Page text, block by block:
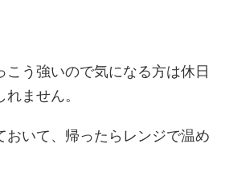
こう強いので気になる方は休日
ません。
おいて、帰ったらレンジで温め